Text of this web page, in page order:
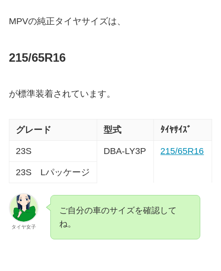
MPVの純正タイヤサイズは、
215/65R16
が標準装着されています。
グレード 型式 ﾀｲﾔｻｲｽﾞ
23S DBA-LY3P 215/65R16
23S Lパッケージ
タイヤ女子
ご自分の車のサイズを確認して
ね。